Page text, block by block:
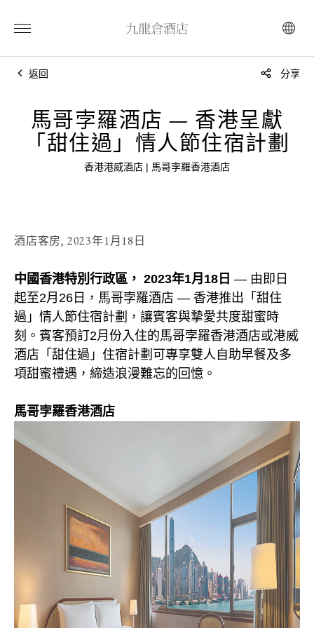
返回 分享
馬哥孛羅酒店 — 香港呈獻
「甜住過」情人節住宿計劃
香港港威酒店 | 馬哥孛羅香港酒店
酒店客房, 2023年1月18日
中國香港特別行政區， 2023年1月18日 — 由即日
起至2月26日，馬哥孛羅酒店 — 香港推出「甜住
過」情人節住宿計劃，讓賓客與摯愛共度甜蜜時
刻。賓客預訂2月份入住的馬哥孛羅香港酒店或港威
酒店「甜住過」住宿計劃可專享雙人自助早餐及多
項甜蜜禮遇，締造浪漫難忘的回憶。
馬哥孛羅香港酒店